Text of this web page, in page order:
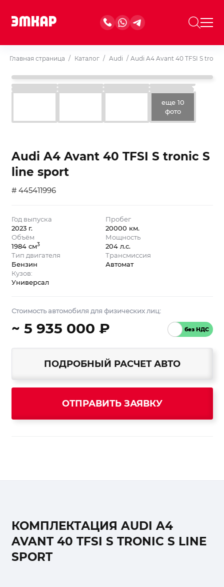
Главная страница / Каталог / Audi / Audi A4 Avant 40 TFSI S tronic
еще 10
фото
Audi A4 Avant 40 TFSI S tronic S
line sport
# 445411996
Год выпуска
2023 г.
Пробег
20000 км.
Объём
1984 см3
Мощность
204 л.с.
Тип двигателя
Бензин
Трансмиссия
Автомат
Кузов:
Универсал
Стоимость автомобиля для физических лиц:
~ 5 935 000 ₽
ПОДРОБНЫЙ РАСЧЕТ АВТО
ОТПРАВИТЬ ЗАЯВКУ
КОМПЛЕКТАЦИЯ AUDI A4
AVANT 40 TFSI S TRONIC S LINE
SPORT